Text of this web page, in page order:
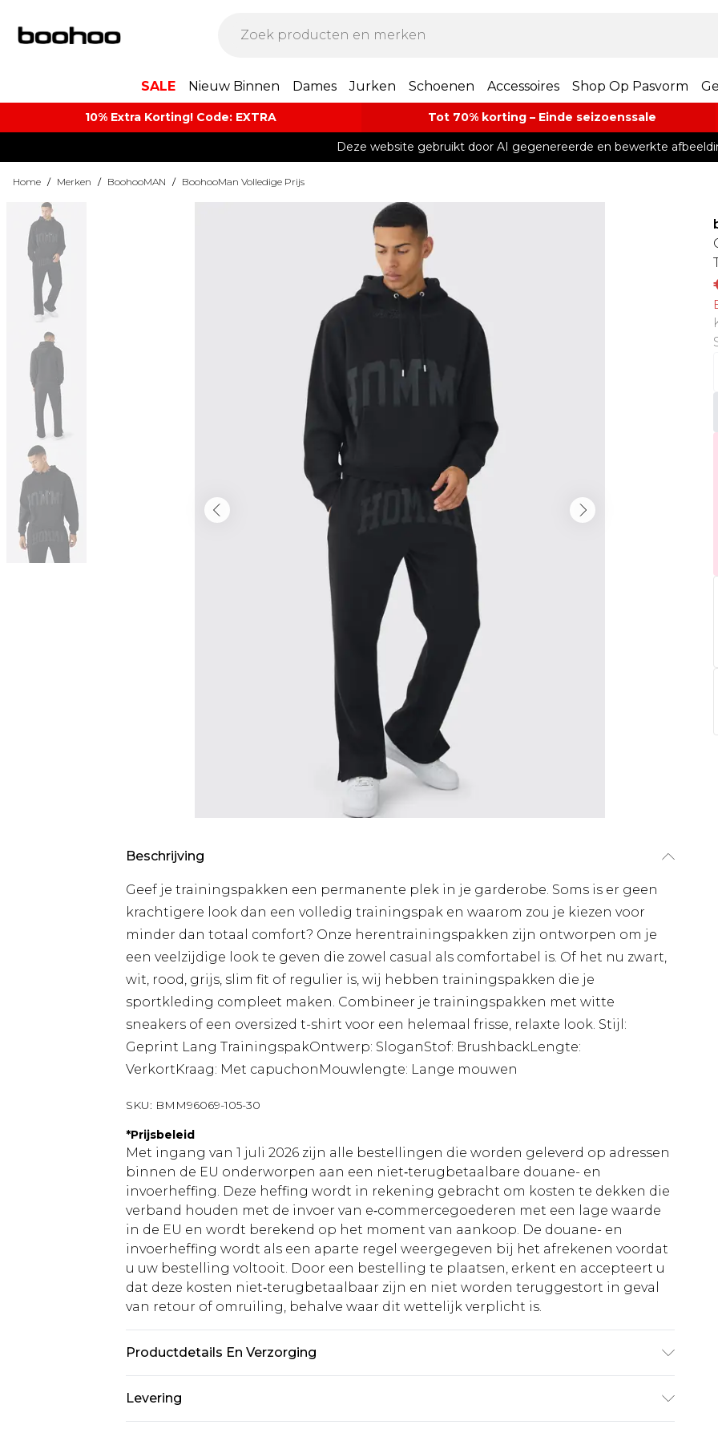
SALE Nieuw Binnen Dames Jurken Schoenen Accessoires Shop Op Pasvorm
10% Extra Korting! Code: EXTRA​ Tot 70% korting – Einde seizoenssale
Deze website gebruikt door AI gegenereerde en bewerkte
Home / Merken / BoohooMAN / BoohooMan Volledige Prijs
Beschrijving
Geef je trainingspakken een permanente plek in je garderobe. Soms is er geen
krachtigere look dan een volledig trainingspak en waarom zou je kiezen voor
minder dan totaal comfort? Onze herentrainingspakken zijn ontworpen om je
een veelzijdige look te geven die zowel casual als comfortabel is. Of het nu zwart,
wit, rood, grijs, slim fit of regulier is, wij hebben trainingspakken die je
sportkleding compleet maken. Combineer je trainingspakken met witte
sneakers of een oversized t-shirt voor een helemaal frisse, relaxte look. Stijl:
Geprint Lang TrainingspakOntwerp: SloganStof: BrushbackLengte:
VerkortKraag: Met capuchonMouwlengte: Lange mouwen
SKU: BMM96069-105-30
*Prijsbeleid
Met ingang van 1 juli 2026 zijn alle bestellingen die worden geleverd op adressen
binnen de EU onderworpen aan een niet‑terugbetaalbare douane- en
invoerheffing. Deze heffing wordt in rekening gebracht om kosten te dekken die
verband houden met de invoer van e‑commercegoederen met een lage waarde
in de EU en wordt berekend op het moment van aankoop. De douane- en
invoerheffing wordt als een aparte regel weergegeven bij het afrekenen voordat
u uw bestelling voltooit. Door een bestelling te plaatsen, erkent en accepteert u
dat deze kosten niet‑terugbetaalbaar zijn en niet worden teruggestort in geval
van retour of omruiling, behalve waar dit wettelijk verplicht is.
Productdetails En Verzorging
Levering